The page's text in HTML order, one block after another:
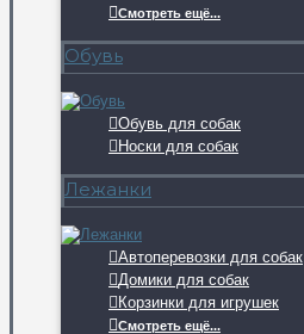
Смотреть ещё...
Обувь
Обувь для собак
Носки для собак
Лежанки
Автоперевозки для собак
Домики для собак
Корзинки для игрушек
Смотреть ещё...